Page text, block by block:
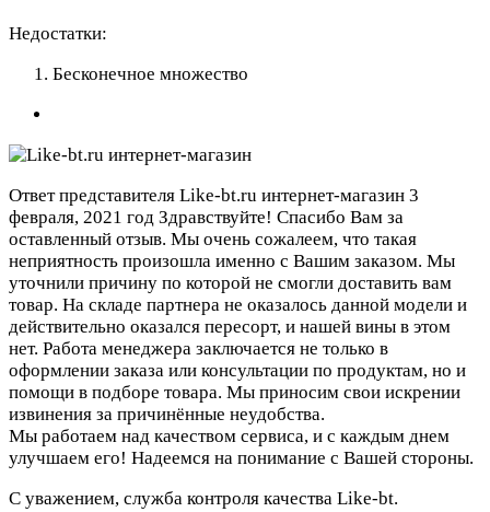
Недостатки:
Бесконечное множество
Ответ представителя Like-bt.ru интернет-магазин 3
февраля, 2021 год Здравствуйте! Спасибо Вам за
оставленный отзыв. Мы очень сожалеем, что такая
неприятность произошла именно с Вашим заказом. Мы
уточнили причину по которой не смогли доставить вам
товар. На складе партнера не оказалось данной модели и
действительно оказался пересорт, и нашей вины в этом
нет. Работа менеджера заключается не только в
оформлении заказа или консультации по продуктам, но и
помощи в подборе товара. Мы приносим свои искрении
извинения за причинённые неудобства.
Мы работаем над качеством сервиса, и с каждым днем
улучшаем его! Надеемся на понимание с Вашей стороны.
С уважением, служба контроля качества Like-bt.